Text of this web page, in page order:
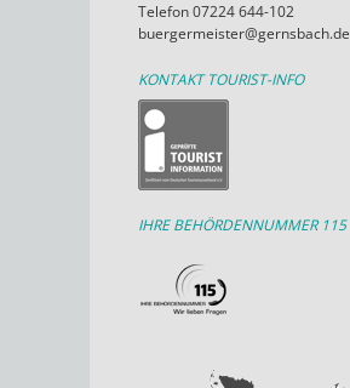
Telefon 07224 644-102
buergermeister@gernsbach.de
KONTAKT TOURIST-INFO
IHRE BEHÖRDENNUMMER 115